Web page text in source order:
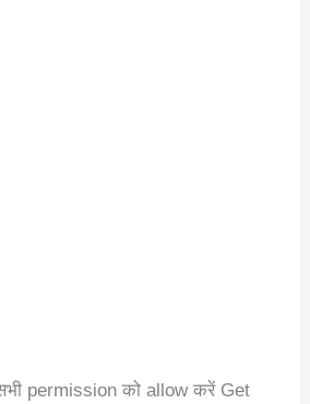
permission को allow करें Get